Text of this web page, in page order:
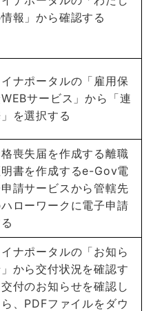
報」から確認する
ナポータルの「雇用保
サービス」から「連
を選択する
喪失届を作成する離職
書を作成するe-Gov電
請サービスから管轄先
ローワークに電子申請
ナポータルの「お知ら
から交付状況を確認す
交付のお知らせを確認し
、PDFファイルをダウ